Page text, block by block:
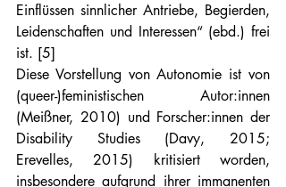
Einflüssen sinnlicher Antriebe, Begierden,
Leidenschaften und Interessen“ (ebd.) frei
ist. [5]
Diese Vorstellung von Autonomie ist von
(queer-)feministischen Autor:innen
(Meißner, 2010) und Forscher:innen der
Disability Studies (Davy, 2015;
Erevelles, 2015) kritisiert worden,
insbesondere aufgrund ihrer immanenten